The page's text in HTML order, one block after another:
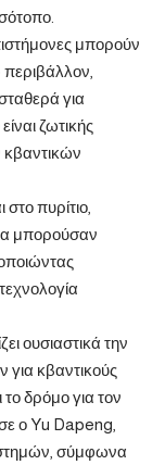
μπορούν
για
ζωτικής
κβαντικών
πυρίτιο,
μπορούσαν
ουσιαστικά την
κβαντικούς
το δρόμο για τον
ο Yu Dapeng,
σύμφωνα